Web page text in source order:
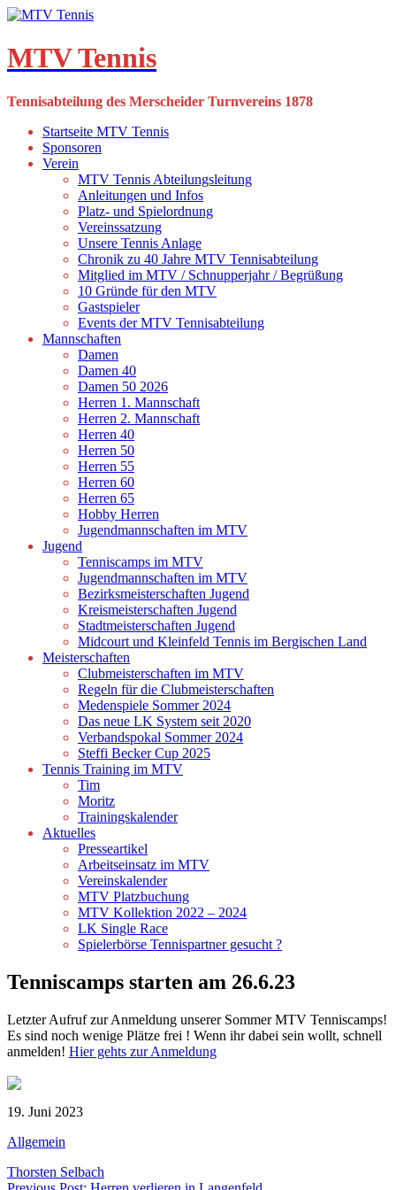
Skip
content
MTV Tennis
Tennisabteilung des Merscheider Turnvereins 1878
Startseite MTV Tennis
Sponsoren
Verein
MTV Tennis Abteilungsleitung
Anleitungen und Infos
Platz- und Spielordnung
Vereinssatzung
Unsere Tennis Anlage
Chronik zu 40 Jahre MTV Tennisabteilung
Mitglied im MTV / Schnupperjahr / Begrüßung
10 Gründe für den MTV
Gastspieler
Events der MTV Tennisabteilung
Mannschaften
Damen
Damen 40
Damen 50 2026
Herren 1. Mannschaft
Herren 2. Mannschaft
Herren 40
Herren 50
Herren 55
Herren 60
Herren 65
Hobby Herren
Jugendmannschaften im MTV
Jugend
Tenniscamps im MTV
Jugendmannschaften im MTV
Bezirksmeisterschaften Jugend
Kreismeisterschaften Jugend
Stadtmeisterschaften Jugend
Midcourt und Kleinfeld Tennis im Bergischen Land
Meisterschaften
Clubmeisterschaften im MTV
Regeln für die Clubmeisterschaften
Medenspiele Sommer 2024
Das neue LK System seit 2020
Verbandspokal Sommer 2024
Steffi Becker Cup 2025
Tennis Training im MTV
Tim
Moritz
Trainingskalender
Aktuelles
Presseartikel
Arbeitseinsatz im MTV
Vereinskalender
MTV Platzbuchung
MTV Kollektion 2022 – 2024
LK Single Race
Spielerbörse Tennispartner gesucht ?
Tenniscamps starten am 26.6.23
Letzter Aufruf zur Anmeldung unserer Sommer MTV Tenniscamps!
Es sind noch wenige Plätze frei ! Wenn ihr dabei sein wollt, schnell
anmelden! Hier gehts zur Anmeldung
19. Juni 2023
Allgemein
Thorsten Selbach